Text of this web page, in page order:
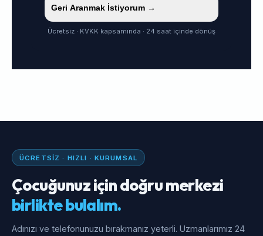
Geri Aranmak İstiyorum →
Ücretsiz · KVKK kapsamında · 24 saat içinde dönüş
ÜCRETSIZ · HIZLI · KURUMSAL
Çocuğunuz için doğru merkezi
birlikte bulalım.
Adınızı ve telefonunuzu bırakmanız yeterli. Uzmanlarımız 24